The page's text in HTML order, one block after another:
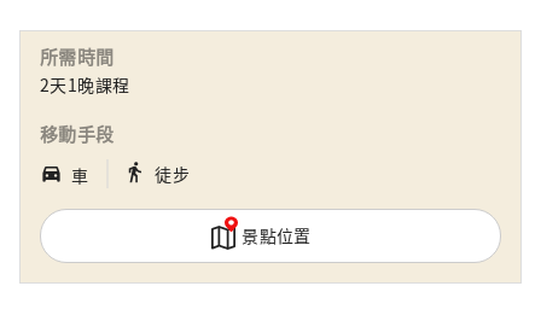
所需時間
2天1晚課程
移動手段
directions_car_filled 車 directions_walk 徒步
景點位置